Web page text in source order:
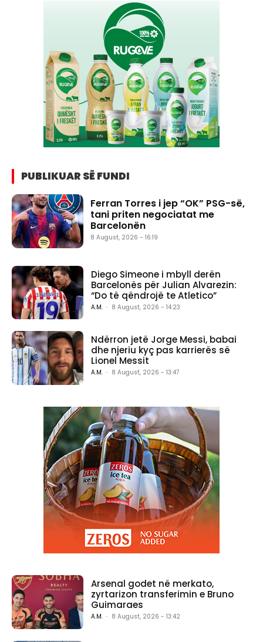
PUBLIKUAR SË FUNDI
Ferran Torres i jep “OK” PSG-së,
tani priten negociatat me
Barcelonën
8 August, 2026 - 16:19
Diego Simeone i mbyll derën
Barcelonës për Julian Alvarezin:
“Do të qëndrojë te Atletico”
A.M. - 8 August, 2026 - 14:23
Ndërron jetë Jorge Messi, babai
dhe njeriu kyç pas karrierës së
Lionel Messit
A.M. - 8 August, 2026 - 13:47
Arsenal godet në merkato,
zyrtarizon transferimin e Bruno
Guimaraes
A.M. - 8 August, 2026 - 13:42